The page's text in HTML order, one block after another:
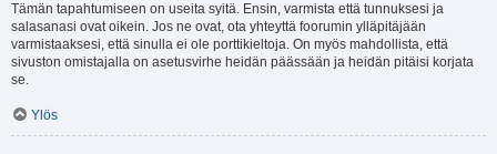
Tämän tapahtumiseen on useita syitä. Ensin, varmista että tunnuksesi ja
salasanasi ovat oikein. Jos ne ovat, ota yhteyttä foorumin ylläpitäjään
varmistaaksesi, että sinulla ei ole porttikieltoja. On myös mahdollista, että
sivuston omistajalla on asetusvirhe heidän päässään ja heidän pitäisi korjata
se.
Ylös